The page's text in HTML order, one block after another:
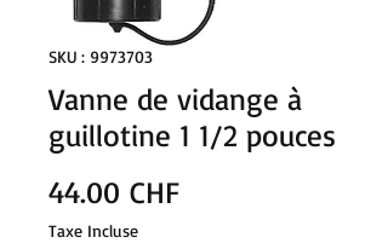
SKU : 9973703
Vanne de vidange à
guillotine 1 1/2 pouces
44.00 CHFPrix
Taxe Incluse